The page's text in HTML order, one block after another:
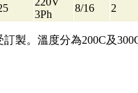
3Ph
8/16 2
製。溫度分為200C及300